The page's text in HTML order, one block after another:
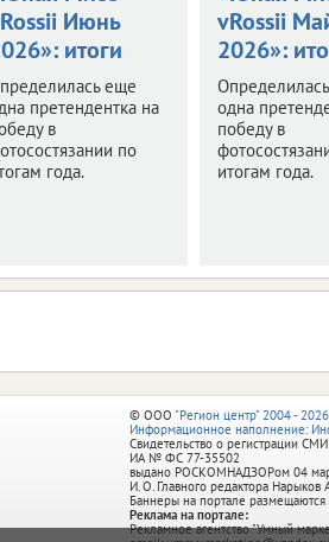
Июнь
итоги
еще
претендентка на
в
по
года.
vRossii
2026»:
одна
победу в
итогам года.
© ООО "Регион центр" 2004 - 2026
Информационное наполнение:
Свидетельство о регистрации
ИА № ФС 77‑35502
выдано РОСКОМНАДЗОРом 04
И. О. Главного редактора Нарыков
Баннеры на портале размещаются
Реклама на портале:
Рекламное агентство "Умный